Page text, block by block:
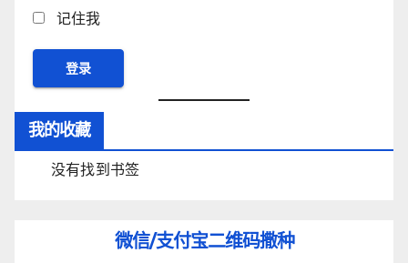
记住我
我的收藏
没有找到书签
微信/支付宝二维码撒种